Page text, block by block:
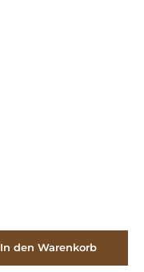
In den Warenkorb